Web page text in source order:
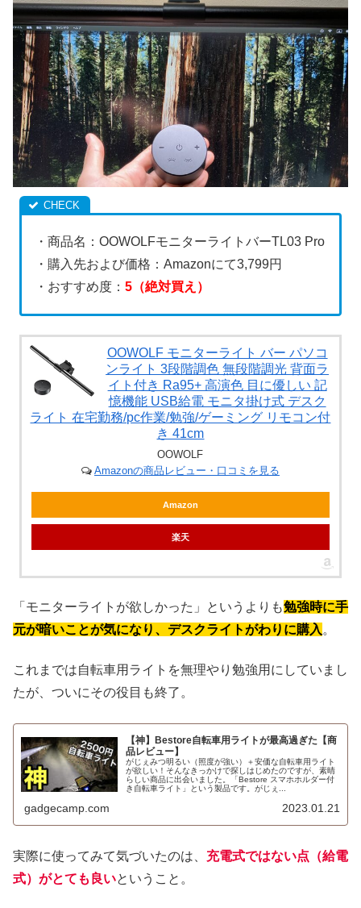
・商品名：OOWOLFモニターライトバーTL03 Pro
・購入先および価格：Amazonにて3,799円
・おすすめ度：5（絶対買え）
OOWOLF モニターライト バー パソコ
ンライト 3段階調色 無段階調光 背面ラ
イト付き Ra95+ 高演色 目に優しい 記
憶機能 USB給電 モニタ掛け式 デスク
ライト 在宅勤務/pc作業/勉強/ゲーミング リモコン付
き 41cm
OOWOLF
Amazonの商品レビュー・口コミを見る
Amazon
楽天
「モニターライトが欲しかった」というよりも勉強時に手
元が暗いことが気になり、デスクライトがわりに購入 。
これまでは自転車用ライトを無理やり勉強用にしていまし
たが、ついにその役目も終了。
【神】Bestore自転車用ライトが最高過ぎた【商
品レビュー】
がじぇみつ明るい（照度が強い）＋安価な自転車用ライト
が欲しい！そんなきっかけで探しはじめたのですが、素晴
らしい商品に出会いました。「Bestore スマホホルダー付
き自転車ライト」という製品です。がじぇ...
gadgecamp.com 2023.01.21
実際に使ってみて気づいたのは、 充電式ではない点（給電
式）がとても良いということ。